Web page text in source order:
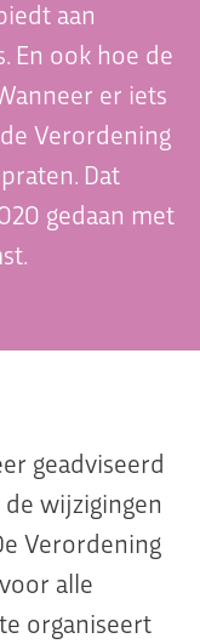
aan
En ook hoe de
er iets
Verordening
Dat
gedaan met
geadviseerd
wijzigingen
Verordening
alle
organiseert